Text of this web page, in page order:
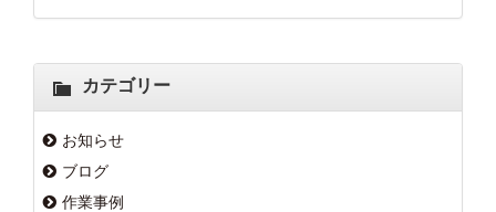
カテゴリー
お知らせ
ブログ
作業事例